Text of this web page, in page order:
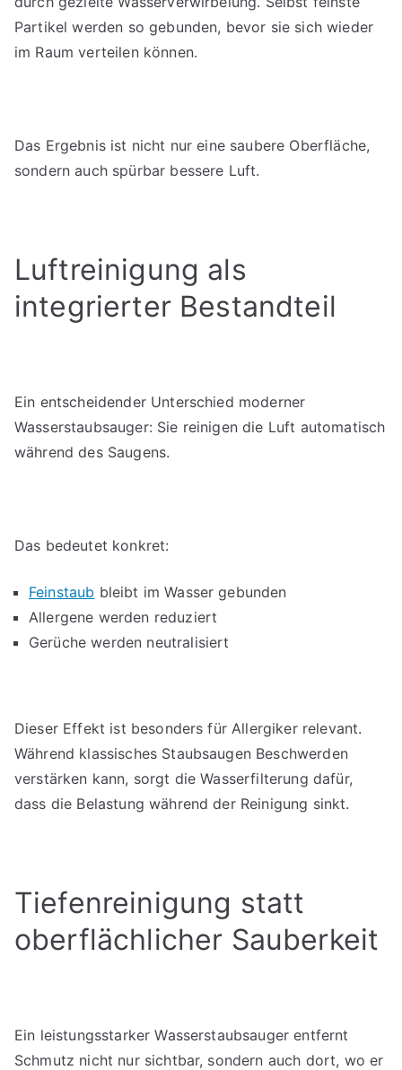
Partikel werden so gebunden, bevor sie sich wieder
im Raum verteilen können.
Das Ergebnis ist nicht nur eine saubere Oberfläche,
sondern auch spürbar bessere Luft.
Luftreinigung als
integrierter Bestandteil
Ein entscheidender Unterschied moderner
Wasserstaubsauger: Sie reinigen die Luft automatisch
während des Saugens.
Das bedeutet konkret:
Feinstaub bleibt im Wasser gebunden
Allergene werden reduziert
Gerüche werden neutralisiert
Dieser Effekt ist besonders für Allergiker relevant.
Während klassisches Staubsaugen Beschwerden
verstärken kann, sorgt die Wasserfilterung dafür,
dass die Belastung während der Reinigung sinkt.
Tiefenreinigung statt
oberflächlicher Sauberkeit
Ein leistungsstarker Wasserstaubsauger entfernt
Schmutz nicht nur sichtbar, sondern auch dort, wo er